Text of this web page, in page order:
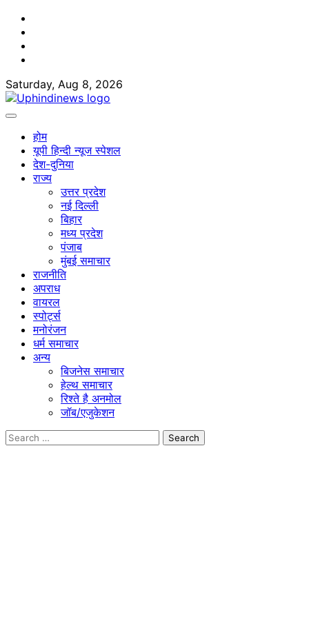
Skip
content
Saturday, Aug 8, 2026
होम
यूपी हिन्दी न्यूज स्पेशल
देश-दुनिया
राज्य
उत्तर प्रदेश
नई दिल्ली
बिहार
मध्य प्रदेश
पंजाब
मुंबई समाचार
राजनीति
अपराध
वायरल
स्पोर्ट्स
मनोरंजन
धर्म समाचार
अन्य
बिजनेस समाचार
हेल्थ समाचार
रिश्ते है अनमोल
जॉब/एजुकेशन
Search